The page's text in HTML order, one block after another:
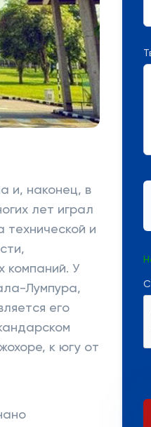
и, наконец, в
лет играл
технической и
компаний. У
Лумпура,
его
к югу от